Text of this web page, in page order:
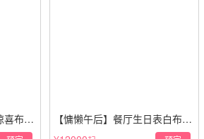
喜布置
【慵懒午后】餐厅生日表白布置
场景·轻奢白色系